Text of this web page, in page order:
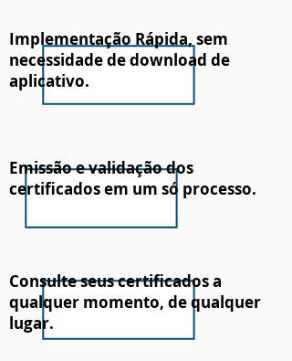
Implementação Rápida, sem
necessidade de download de
aplicativo.
Emissão e validação dos
certificados em um só processo.
Consulte seus certificados a
qualquer momento, de qualquer
lugar.